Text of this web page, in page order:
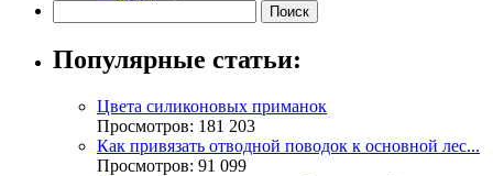
Популярные статьи:
Цвета силиконовых приманок
Просмотров: 181 203
Как привязать отводной поводок к основной лес...
Просмотров: 91 099